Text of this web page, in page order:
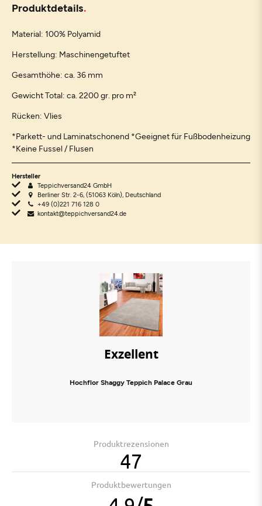
Produktdetails
Material: 100% Polyamid
Herstellung: Maschinengetuftet
Gesamthöhe: ca. 36 mm
Gewicht Total: ca. 2200 gr. pro m²
Rücken: Vlies
*Parkett- und Laminatschonend *Geeignet für Fußbodenheizung
*Keine Fussel / Flusen
Hersteller
Teppichversand24 GmbH
Berliner Str. 2-6, (51063 Köln), Deutschland
+49 (0)221 716 128 0
kontakt@teppichversand24.de
Exzellent
Hochflor Shaggy Teppich Palace Grau
Produktrezensionen
47
Produktbewertungen